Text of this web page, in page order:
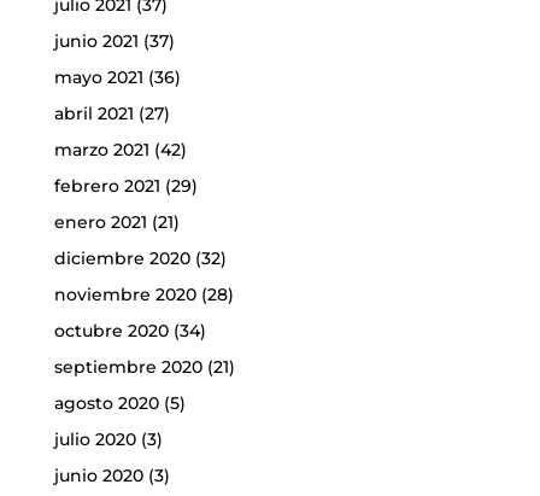
julio 2021 (37)
junio 2021 (37)
mayo 2021 (36)
abril 2021 (27)
marzo 2021 (42)
febrero 2021 (29)
enero 2021 (21)
diciembre 2020(32)
noviembre 2020(28)
octubre 2020(34)
septiembre 2020(21)
agosto 2020(5)
julio 2020(3)
junio 2020(3)